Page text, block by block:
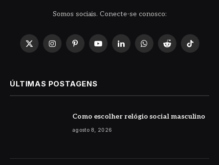
Somos sociais. Conecte-se conosco:
X
InstagramPinterestYouTubeLinkedInWhatsApp
Reddit TikTok
ÚLTIMAS POSTAGENS
Como escolher relógio social masculino
agosto 8, 2026